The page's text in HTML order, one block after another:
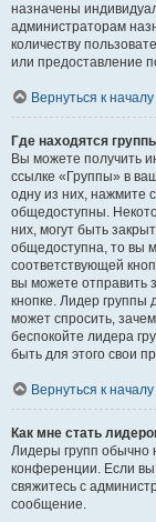
назначены
администраторам
количеству
или предоставление
Вернуться к началу
Где находятся
Вы можете получить
ссылке «Группы» в
одну из них, нажмите
общедоступны.
них, могут быть
общедоступна, то вы
соответствующей
вы можете отправить
кнопке. Лидер группы
может спросить,
беспокойте лидера
быть для этого свои
Вернуться к началу
Как мне стать
Лидеры групп обычно
конференции. Если вы
свяжитесь с
сообщение.